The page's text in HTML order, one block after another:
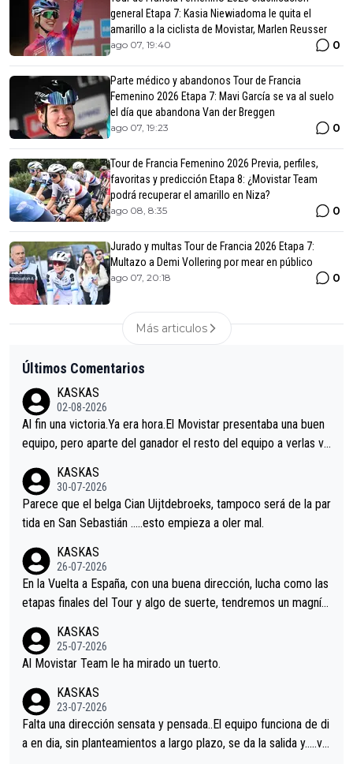
general Etapa 7: Kasia Niewiadoma le quita el
amarillo a la ciclista de Movistar, Marlen Reusser
ago 07, 19:40 0
Parte médico y abandonos Tour de Francia
Femenino 2026 Etapa 7: Mavi García se va al suelo
el día que abandona Van der Breggen
ago 07, 19:23 0
Tour de Francia Femenino 2026 Previa, perfiles,
favoritas y predicción Etapa 8: ¿Movistar Team
podrá recuperar el amarillo en Niza?
ago 08, 8:35 0
Jurado y multas Tour de Francia 2026 Etapa 7:
Multazo a Demi Vollering por mear en público
ago 07, 20:18 0
Más articulos
Últimos Comentarios
KASKAS
02-08-2026
Al fin una victoria.Ya era hora.El Movistar presentaba una buen
equipo, pero aparte del ganador el resto del equipo a verlas ve
s.La única buena noticia es la mejoría de Enric Más en San Seb
astian.Si en la Vuelta a Burgos sigue la mejoría, podríamos ten
er alguna sorpresa en la Vuelta.Ojalá.
KASKAS
30-07-2026
Parece que el belga Cian Uijtdebroeks, tampoco será de la par
tida en San Sebastián …..esto empieza a oler mal.
KASKAS
26-07-2026
En la Vuelta a España, con una buena dirección, lucha como las
etapas finales del Tour y algo de suerte, tendremos un magnífi
KASKAS
25-07-2026
Al Movistar Team le ha mirado un tuerto.
KASKAS
23-07-2026
Falta una dirección sensata y pensada..El equipo funciona de di
a en dia, sin planteamientos a largo plazo, se da la salida y…..ve